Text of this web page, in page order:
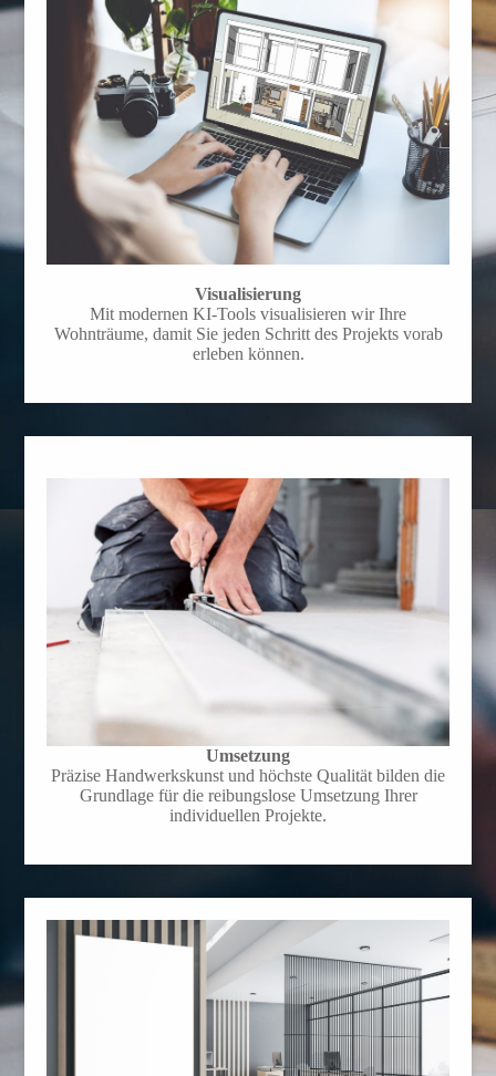
Visualisierung
Mit modernen KI-Tools visualisieren wir Ihre
Wohnträume, damit Sie jeden Schritt des Projekts vorab
erleben können.
Umsetzung
Präzise Handwerkskunst und höchste Qualität bilden die
Grundlage für die reibungslose Umsetzung Ihrer
individuellen Projekte.